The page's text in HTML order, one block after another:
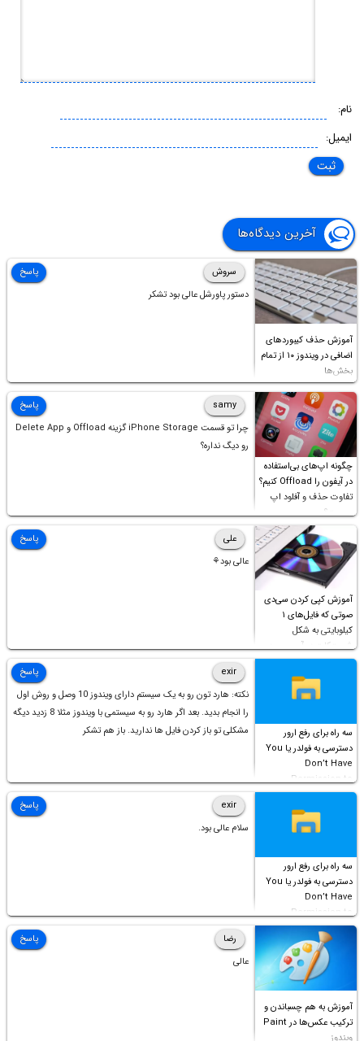
نام:
ایمیل:
آخرین دیدگاه‌ها
آموزش حذف کیبوردهای
اضافی در ویندوز ۱۰ از تمام
بخش‌ها
سروش
دستور پاورشل عالی بود تشکر
پاسخ
چگونه اپ‌های بی‌استفاده
در آیفون را Offload کنیم؟
تفاوت حذف و آفلود اپ
چیست؟
samy
چرا تو قسمت iPhone Storage گزینه Offload و Delete App
رو دیگ نداره؟
پاسخ
آموزش کپی کردن سی‌دی
صوتی که فایل‌های ۱
کیلوبایتی به شکل
شورت‌کات در آن موجود
است!
علی
عالی بود⚘
پاسخ
سه راه برای رفع ارور
دسترسی به فولدر یا You
Don’t Have
Permission to
Access this folder
exir
نکته: هارد تون رو به یک سیستم دارای ویندوز 10 وصل و روش اول
را انجام بدید. بعد اگر هارد رو به سیستمی با ویندوز مثلا 8 زدید دیگه
مشکلی تو باز کردن فایل ها ندارید. باز هم تشکر
پاسخ
سه راه برای رفع ارور
دسترسی به فولدر یا You
Don’t Have
Permission to
Access this folder
exir
سلام عالی بود.
پاسخ
آموزش به هم چسباندن و
ترکیب عکس‌ها در Paint
ویندوز
رضا
عالی
پاسخ